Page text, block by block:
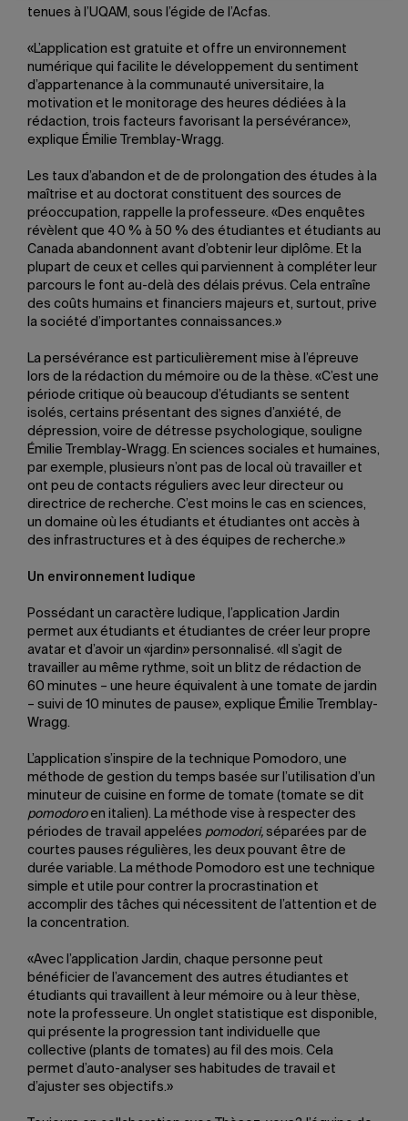
tenues à l’UQAM, sous l’égide de l’Acfas.
«L’application est gratuite et offre un environnement
numérique qui facilite le développement du sentiment
d’appartenance à la communauté universitaire, la
motivation et le monitorage des heures dédiées à la
rédaction, trois facteurs favorisant la persévérance»,
explique Émilie Tremblay-Wragg.
Les taux d’abandon et de de prolongation des études à la
maîtrise et au doctorat constituent des sources de
préoccupation, rappelle la professeure. «Des enquêtes
révèlent que 40 % à 50 % des étudiantes et étudiants au
Canada abandonnent avant d’obtenir leur diplôme. Et la
plupart de ceux et celles qui parviennent à compléter leur
parcours le font au-delà des délais prévus. Cela entraîne
des coûts humains et financiers majeurs et, surtout, prive
la société d’importantes connaissances.»
La persévérance est particulièrement mise à l’épreuve
lors de la rédaction du mémoire ou de la thèse. «C’est une
période critique où beaucoup d’étudiants se sentent
isolés, certains présentant des signes d’anxiété, de
dépression, voire de détresse psychologique, souligne
Émilie Tremblay-Wragg. En sciences sociales et humaines,
par exemple, plusieurs n’ont pas de local où travailler et
ont peu de contacts réguliers avec leur directeur ou
directrice de recherche. C’est moins le cas en sciences,
un domaine où les étudiants et étudiantes ont accès à
des infrastructures et à des équipes de recherche.»
Un environnement ludique
Possédant un caractère ludique, l’application Jardin
permet aux étudiants et étudiantes de créer leur propre
avatar et d’avoir un «jardin» personnalisé. «Il s’agit de
travailler au même rythme, soit un blitz de rédaction de
60 minutes – une heure équivalent à une tomate de jardin
– suivi de 10 minutes de pause», explique Émilie Tremblay-
Wragg.
L’application s’inspire de la technique Pomodoro, une
méthode de gestion du temps basée sur l’utilisation d’un
minuteur de cuisine en forme de tomate (tomate se dit
pomodoroen italien). La méthode vise à respecter des
périodes de travail appelées pomodori, séparées par de
courtes pauses régulières, les deux pouvant être de
durée variable. La méthode Pomodoro est une technique
simple et utile pour contrer la procrastination et
accomplir des tâches qui nécessitent de l’attention et de
la concentration.
«Avec l’application Jardin, chaque personne peut
bénéficier de l’avancement des autres étudiantes et
étudiants qui travaillent à leur mémoire ou à leur thèse,
note la professeure. Un onglet statistique est disponible,
qui présente la progression tant individuelle que
collective (plants de tomates) au fil des mois. Cela
permet d’auto-analyser ses habitudes de travail et
d’ajuster ses objectifs.»